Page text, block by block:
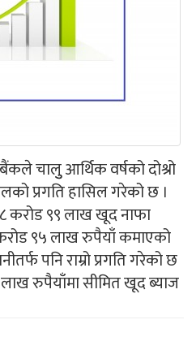
चालुु आर्थिक वर्षको दोश्रो
प्रगति हासिल गरेको छ ।
करोड ९९ लाख खूद नाफा
९५ लाख रुपैयाँ कमाएको
पनि राम्रो प्रगति गरेको छ
लाख रुपैयाँमा सीमित खूद ब्याज